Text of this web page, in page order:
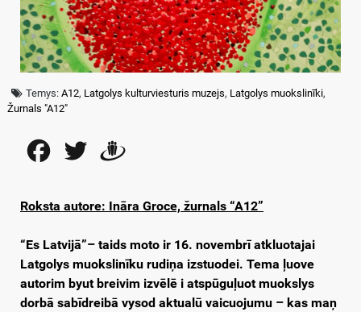
Temys:A12, Latgolys kulturviesturis muzejs, Latgolys muokslinīki,
Žurnals "A12"
FacebookTwitter
Roksta autore: Ināra Groce, žurnals “A12”
“Es Latvijā”– taids moto ir 16. novembrī atkluotajai
Latgolys muokslinīku rudiņa izstuodei. Tema ļuove
autorim byut breivim izvēlē i atspūguļuot muokslys
dorbā sabīdreibā vysod aktualū vaicuojumu – kas maņ